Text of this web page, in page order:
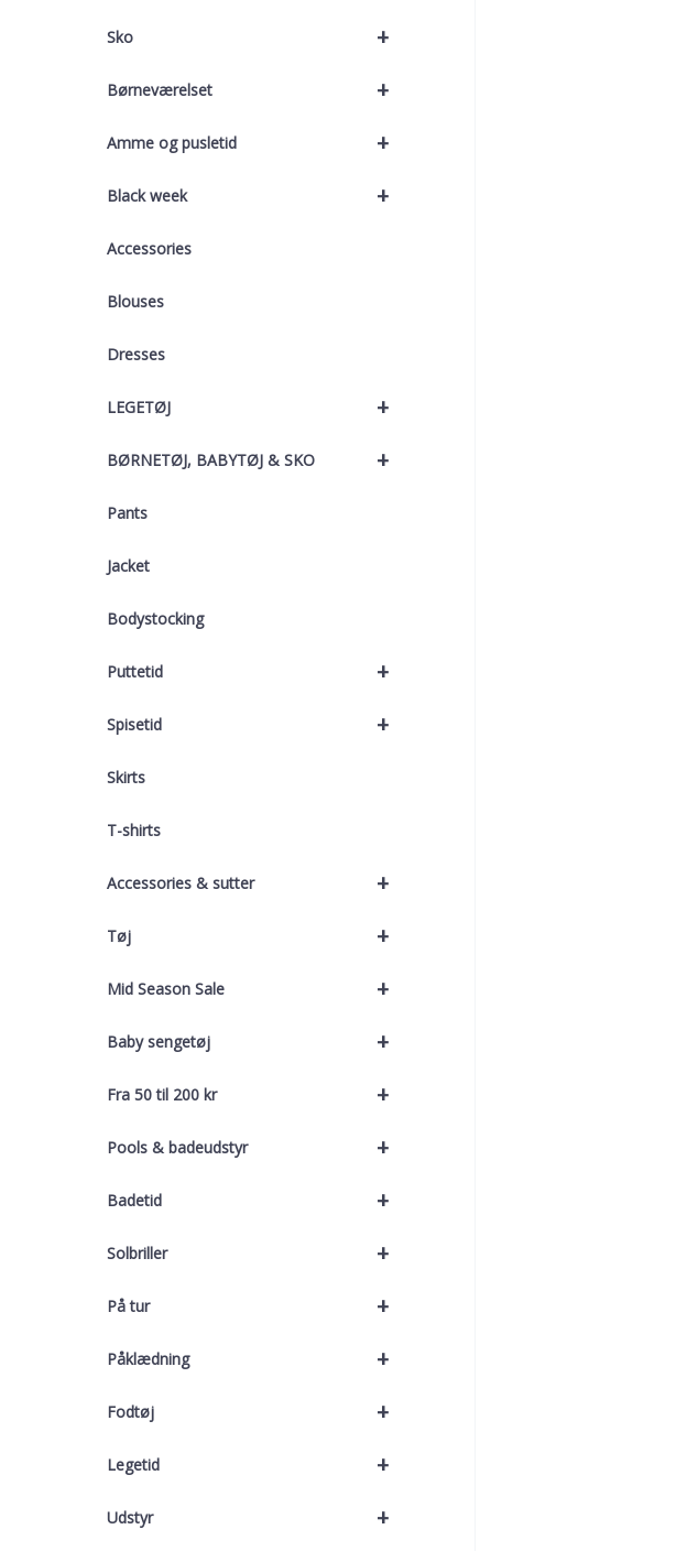
+
Sko
+
Børneværelset
+
Amme og pusletid
+
Black week
Accessories
Blouses
Dresses
+
LEGETØJ
+
BØRNETØJ, BABYTØJ & SKO
Pants
Jacket
Bodystocking
+
Puttetid
+
Spisetid
Skirts
T-shirts
+
Accessories & sutter
+
Tøj
+
Mid Season Sale
+
Baby sengetøj
+
Fra 50 til 200 kr
+
Pools & badeudstyr
+
Badetid
+
Solbriller
+
På tur
+
Påklædning
+
Fodtøj
+
Legetid
+
Udstyr